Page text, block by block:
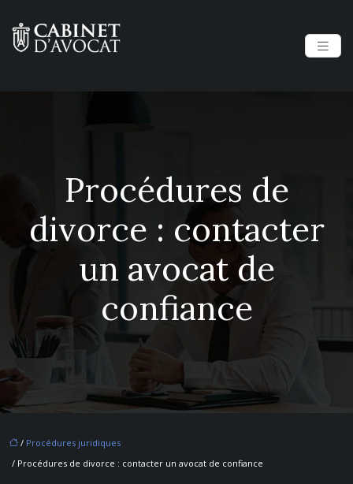
Procédures de
divorce : contacter
un avocat de
confiance
/ Procédures juridiques
/ Procédures de divorce : contacter un avocat de confiance